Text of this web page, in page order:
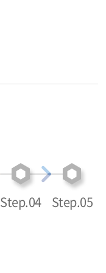
Step.04 Step.05